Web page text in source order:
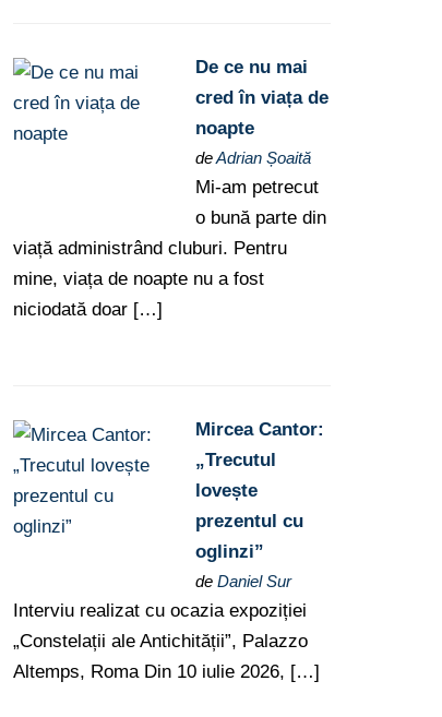
De ce nu mai
cred în viața de
noapte
deAdrian Șoaită
Mi-am petrecut
o bună parte din
viață administrând cluburi. Pentru
mine, viața de noapte nu a fost
niciodată doar […]
Mircea Cantor:
„Trecutul
lovește
prezentul cu
oglinzi”
de Daniel Sur
Interviu realizat cu ocazia expoziției
„Constelații ale Antichității”, Palazzo
Altemps, Roma Din 10 iulie 2026, […]